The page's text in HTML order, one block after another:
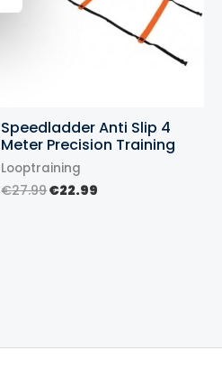
Speedladder Anti Slip 4
Meter Precision Training
Looptraining
€27.99Oorspronkelijke
€22.99